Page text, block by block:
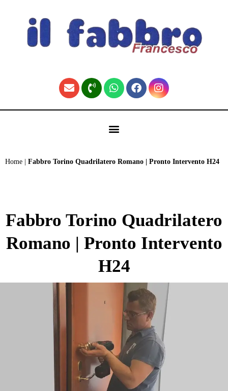
Home | Fabbro Torino Quadrilatero Romano | Pronto Intervento H24
Fabbro Torino Quadrilatero
Romano | Pronto Intervento
H24